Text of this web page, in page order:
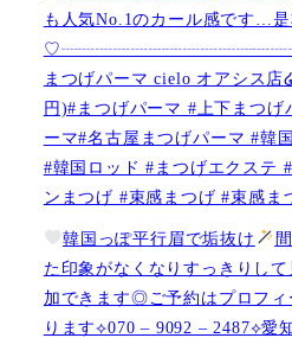
も人気No.1のカール感です…
まつげパーマ cielo オアシス店
円)#まつげパーマ #上下まつげ
ーマ#名古屋まつげパーマ #韓
#韓国ロッド #まつげエクステ
ンまつげ #束感まつげ #束感ま
韓国っぽ平行眉で垢抜け
た印象がなくなりすっきりし
加できます◎ご予約はプロフ
ります⟡070 – 9092 – 2487⟡愛